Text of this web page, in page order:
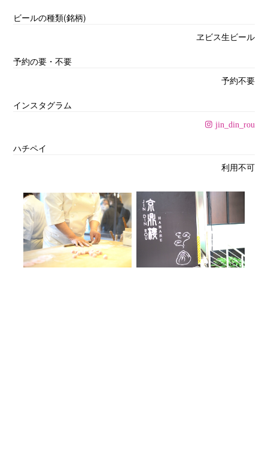
ビールの種類(銘柄)
ヱビス生ビール
予約の要・不要
予約不要
インスタグラム
jin_din_rou
ハチペイ
利用不可